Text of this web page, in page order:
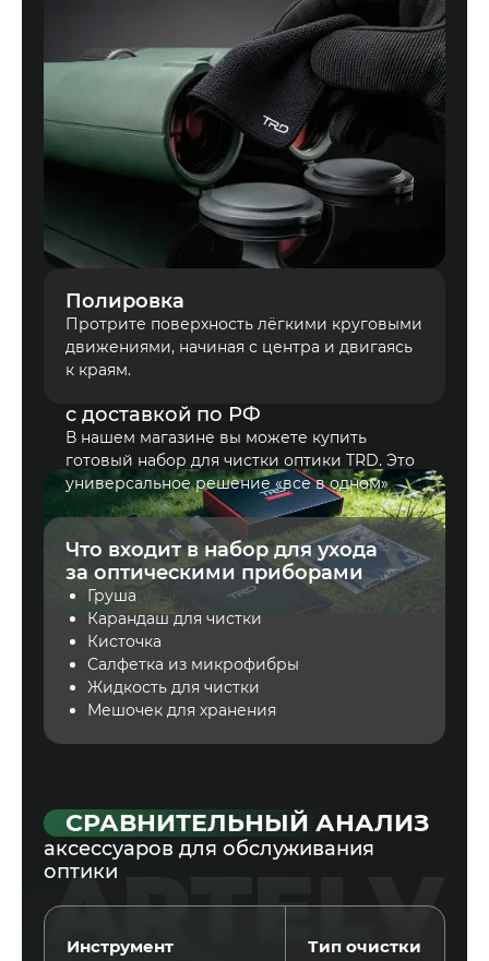
Полировка
Протрите поверхность лёгкими круговыми
движениями, начиная с центра и двигаясь
к краям.
КУПИТЬ НАБОР
с доставкой по РФ
В нашем магазине вы можете купить
готовый набор для чистки оптики TRD. Это
универсальное решение «все в одном»
Что входит в набор для ухода
за оптическими приборами
Груша
Карандаш для чистки
Кисточка
Салфетка из микрофибры
Жидкость для чистки
Мешочек для хранения
СРАВНИТЕЛЬНЫЙ АНАЛИЗ
аксессуаров для обслуживания
оптики
Инструмент Тип очистки